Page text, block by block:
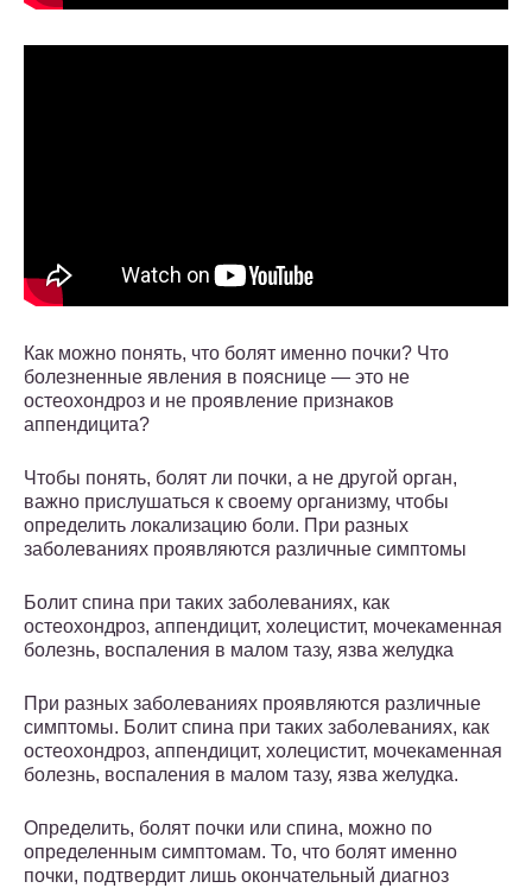
Как можно понять, что болят именно почки? Что
болезненные явления в пояснице — это не
остеохондроз и не проявление признаков
аппендицита?
Чтобы понять, болят ли почки, а не другой орган,
важно прислушаться к своему организму, чтобы
определить локализацию боли. При разных
заболеваниях проявляются различные симптомы
Болит спина при таких заболеваниях, как
остеохондроз, аппендицит, холецистит, мочекаменная
болезнь, воспаления в малом тазу, язва желудка
При разных заболеваниях проявляются различные
симптомы. Болит спина при таких заболеваниях, как
остеохондроз, аппендицит, холецистит, мочекаменная
болезнь, воспаления в малом тазу, язва желудка.
Определить, болят почки или спина, можно по
определенным симптомам. То, что болят именно
почки, подтвердит лишь окончательный диагноз